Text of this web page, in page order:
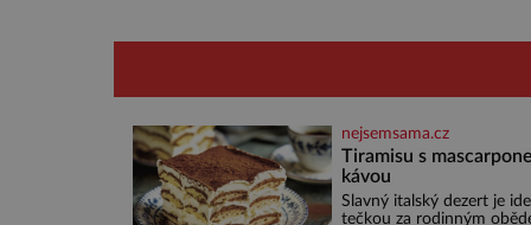
nejsemsama.cz
Tiramisu s
kávou
Slavný italský dezert je
tečkou za rodinným